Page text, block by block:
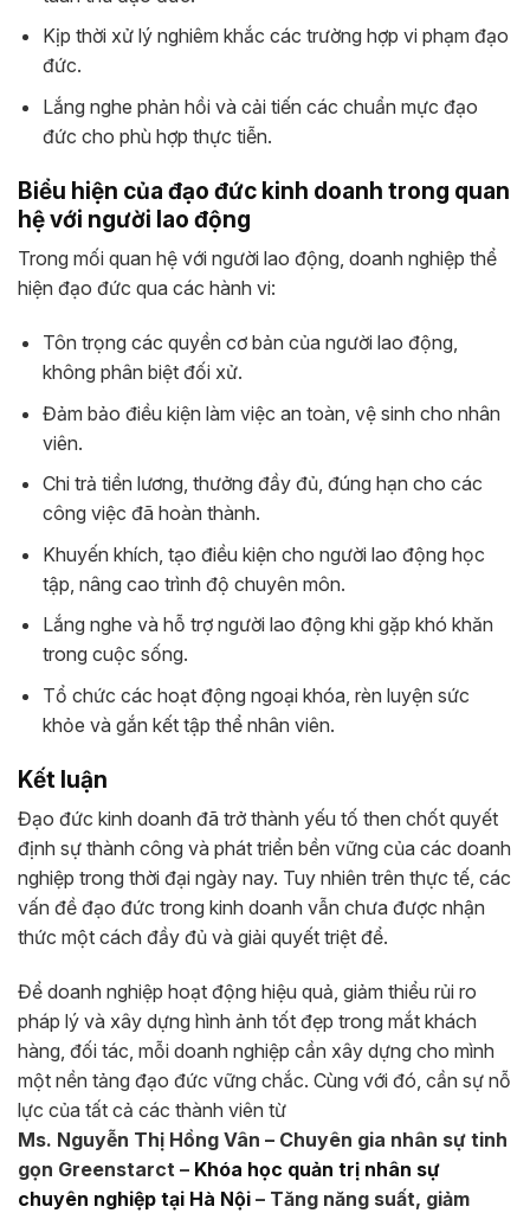
Kịp thời xử lý nghiêm khắc các trường hợp vi phạm đạo
đức.
Lắng nghe phản hồi và cải tiến các chuẩn mực đạo
đức cho phù hợp thực tiễn.
Biểu hiện của đạo đức kinh doanh trong quan
hệ với người lao động
Trong mối quan hệ với người lao động, doanh nghiệp thể
hiện đạo đức qua các hành vi:
Tôn trọng các quyền cơ bản của người lao động,
không phân biệt đối xử.
Đảm bảo điều kiện làm việc an toàn, vệ sinh cho nhân
viên.
Chi trả tiền lương, thưởng đầy đủ, đúng hạn cho các
công việc đã hoàn thành.
Khuyến khích, tạo điều kiện cho người lao động học
tập, nâng cao trình độ chuyên môn.
Lắng nghe và hỗ trợ người lao động khi gặp khó khăn
trong cuộc sống.
Tổ chức các hoạt động ngoại khóa, rèn luyện sức
khỏe và gắn kết tập thể nhân viên.
Kết luận
Đạo đức kinh doanh đã trở thành yếu tố then chốt quyết
định sự thành công và phát triển bền vững của các doanh
nghiệp trong thời đại ngày nay. Tuy nhiên trên thực tế, các
vấn đề đạo đức trong kinh doanh vẫn chưa được nhận
thức một cách đầy đủ và giải quyết triệt để.
Để doanh nghiệp hoạt động hiệu quả, giảm thiểu rủi ro
pháp lý và xây dựng hình ảnh tốt đẹp trong mắt khách
hàng, đối tác, mỗi doanh nghiệp cần xây dựng cho mình
một nền tảng đạo đức vững chắc. Cùng với đó, cần sự nỗ
lực của tất cả các thành viên từ
Ms. Nguyễn Thị Hồng Vân – Chuyên gia nhân sự tinh
gọn Greenstarct – Khóa học quản trị nhân sự
chuyên nghiệp tại Hà Nội – Tăng năng suất, giảm